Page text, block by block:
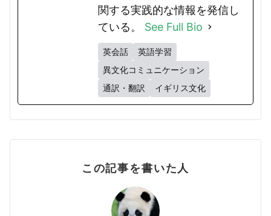
関する実践的な情報を発信し
ている。 See Full Bio
英会話
英語学習
異文化コミュニケーション
通訳・翻訳
イギリス文化
この記事を書いた人